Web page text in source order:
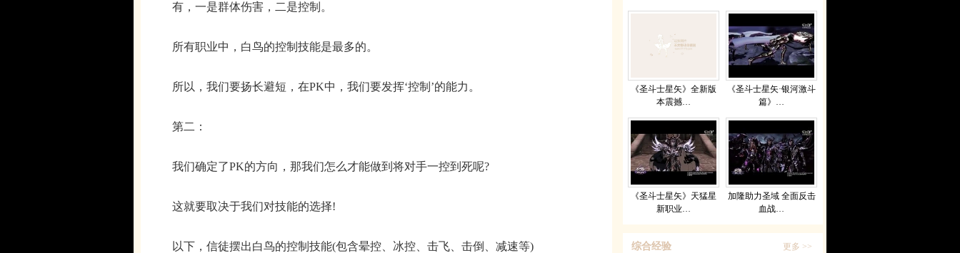
《圣斗士星矢》全新版
本震撼…
《圣斗士星矢·银河激斗
篇》…
《圣斗士星矢》天猛星
新职业…
加隆助力圣域 全面反击
血战…
综合经验 更多 >>
有，一是群体伤害，二是控制。
所有职业中，白鸟的控制技能是最多的。
所以，我们要扬长避短，在PK中，我们要发挥‘控制’的能力。
第二：
我们确定了PK的方向，那我们怎么才能做到将对手一控到死呢?
这就要取决于我们对技能的选择!
以下，信徒摆出白鸟的控制技能(包含晕控、冰控、击飞、击倒、减速等)